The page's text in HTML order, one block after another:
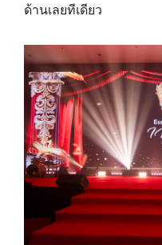
ด้านเลยทีเดียว